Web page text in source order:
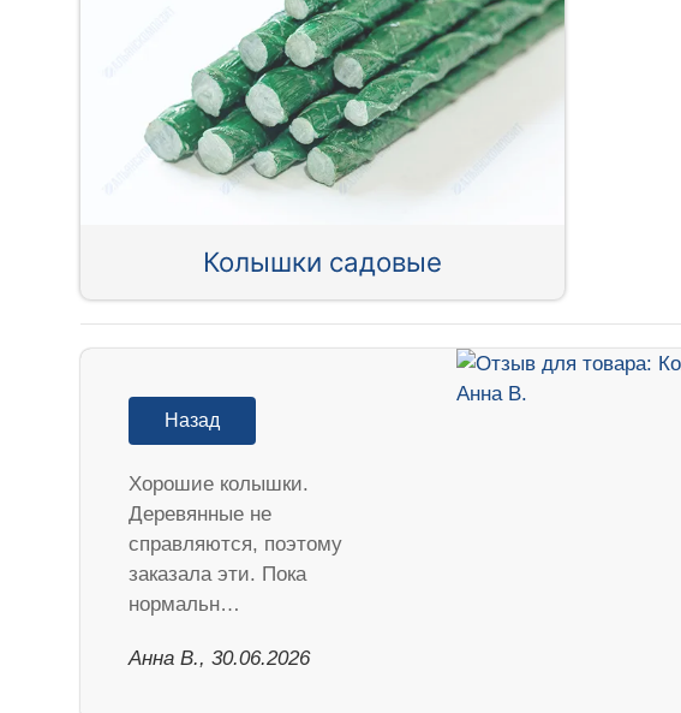
Колышки садовые
Назад
Хорошие колышки.
Деревянные не
справляются, поэтому
заказала эти. Пока
нормальн…
Анна В., 30.06.2026